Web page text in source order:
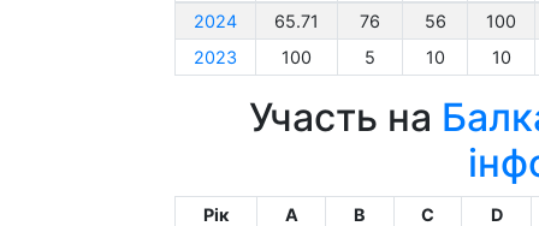
2024
65.71 76 56
100
2023
100 5 10 10
Участь на
Рік A B C
D